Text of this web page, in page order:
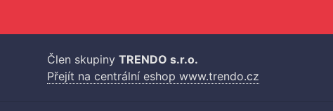
Člen skupiny TRENDO s.r.o.
Přejít na centrální eshop www.trendo.cz